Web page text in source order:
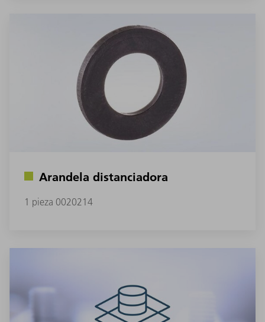
Arandela distanciadora
1 pieza 0020214